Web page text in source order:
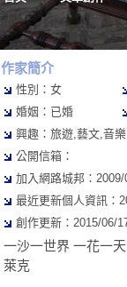
作家簡介
性別：女
婚姻：已婚
興趣：旅遊,藝文,音
公開信箱：
加入網路城邦：
最近更新個人資訊：
創作更新：2015/06/
一沙一世界 一花一
萊克